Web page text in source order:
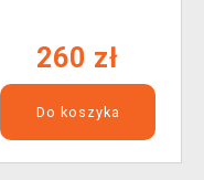
260 zł
Do koszyka